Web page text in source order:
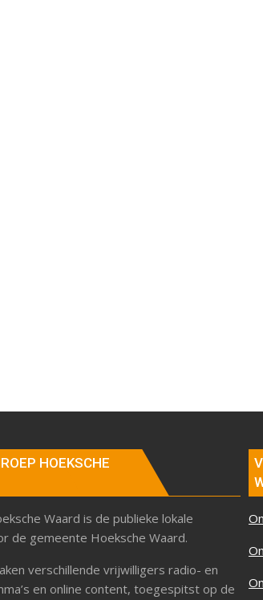
HOEKSCHE
Waard is de publieke lokale
de gemeente Hoeksche Waard.
verschillende vrijwilligers radio- en
en online content, toegespitst op de